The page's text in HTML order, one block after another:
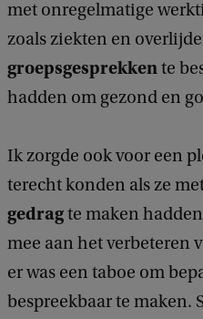
met onregelmatige
zoals ziekten en
groepsgesprekkente
hadden om gezond en
Ik zorgde ook voor een
terecht konden als ze
gedragte maken
mee aan het verbeteren
er was een taboe om
bespreekbaar te maken.